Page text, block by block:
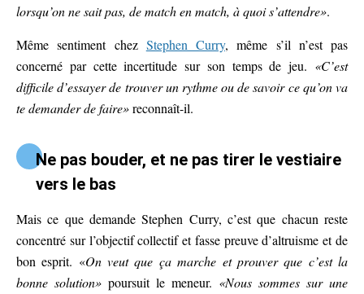
lorsqu’on ne sait pas, de match en match, à quoi s’attendre».
Même sentiment chez Stephen Curry, même s’il n’est pas
concerné par cette incertitude sur son temps de jeu. «C’est
difficile d’essayer de trouver un rythme ou de savoir ce qu’on va
te demander de faire»reconnaît-il.
Ne pas bouder, et ne pas tirer le vestiaire
vers le bas
Mais ce que demande Stephen Curry, c’est que chacun reste
concentré sur l’objectif collectif et fasse preuve d’altruisme et de
bon esprit. «On veut que ça marche et prouver que c’est la
bonne solution» poursuit le meneur. «Nous sommes sur une